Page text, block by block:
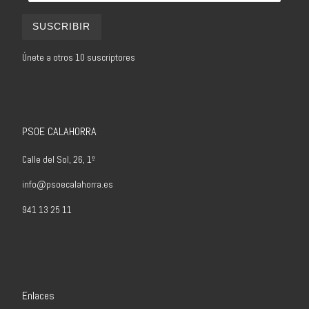
SUSCRIBIR
Únete a otros 10 suscriptores
PSOE CALAHORRA
Calle del Sol, 26, 1º
info@psoecalahorra.es
941 13 25 11
Enlaces